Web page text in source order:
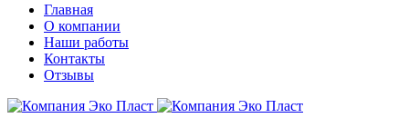
Главная
О компании
Наши работы
Контакты
Отзывы